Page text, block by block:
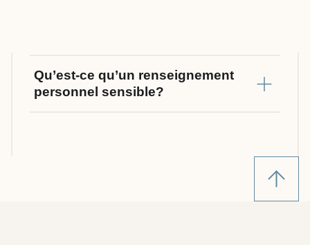
Qu’est-ce qu’un renseignement
personnel sensible?